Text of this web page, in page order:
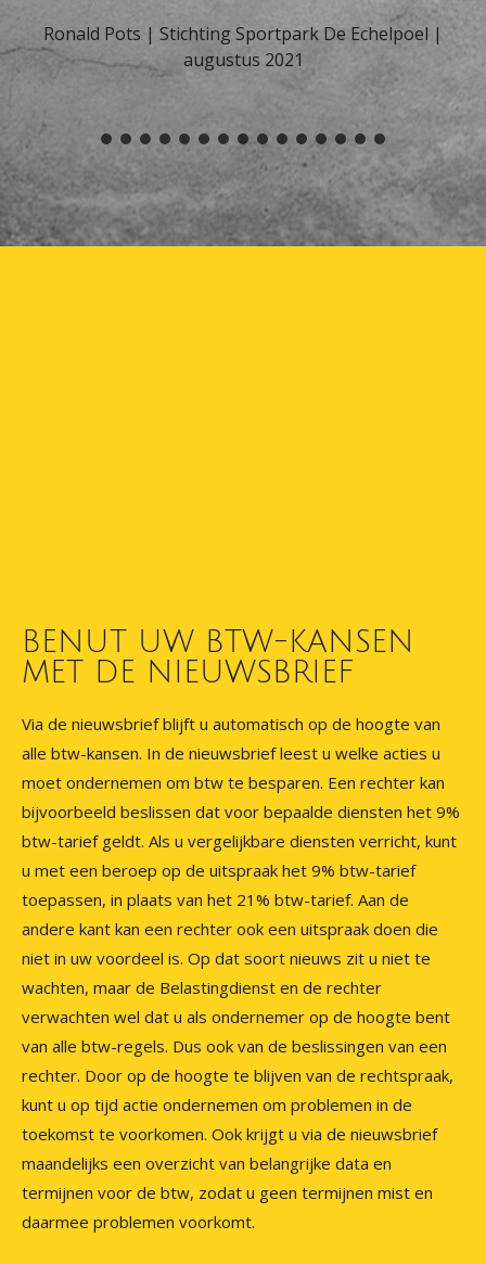
Ronald Pots | Stichting Sportpark De Echelpoel |
augustus 2021
BENUT UW BTW-KANSEN
MET DE NIEUWSBRIEF
Via de nieuwsbrief blijft u automatisch op de hoogte van
alle btw-kansen. In de nieuwsbrief leest u welke acties u
moet ondernemen om btw te besparen. Een rechter kan
bijvoorbeeld beslissen dat voor bepaalde diensten het 9%
btw-tarief geldt. Als u vergelijkbare diensten verricht, kunt
u met een beroep op de uitspraak het 9% btw-tarief
toepassen, in plaats van het 21% btw-tarief. Aan de
andere kant kan een rechter ook een uitspraak doen die
niet in uw voordeel is. Op dat soort nieuws zit u niet te
wachten, maar de Belastingdienst en de rechter
verwachten wel dat u als ondernemer op de hoogte bent
van alle btw-regels. Dus ook van de beslissingen van een
rechter. Door op de hoogte te blijven van de rechtspraak,
kunt u op tijd actie ondernemen om problemen in de
toekomst te voorkomen. Ook krijgt u via de nieuwsbrief
maandelijks een overzicht van belangrijke data en
termijnen voor de btw, zodat u geen termijnen mist en
daarmee problemen voorkomt.